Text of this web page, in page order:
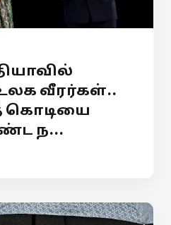
வீரர்கள்..
கொடியை
ந...